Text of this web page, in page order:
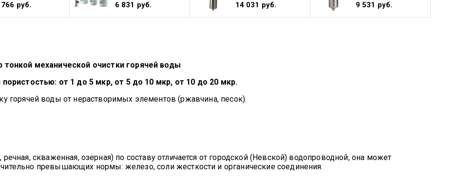
руб. 6 831 руб. 14 031 руб. 9 531 руб.
механической очистки горячей воды
от 1 до 5 мкр, от 5 до 10 мкр, от 10 до 20 мкр.
горячей воды от нерастворимых элементов (ржавчина, песок).
речная, скваженная, озерная) по составу отличается от городской (Невской) водопроводной, она может
превышающих нормы: железо, соли жесткости и органические соединения.